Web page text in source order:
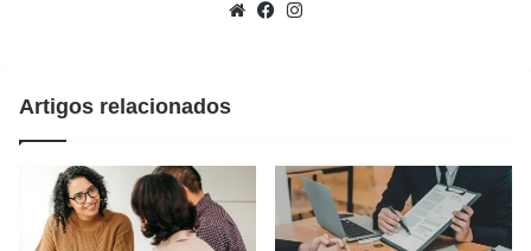
WebsiteFacebook
Artigos relacionados